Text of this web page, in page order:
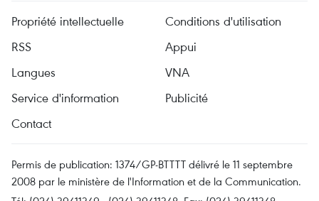
Propriété intellectuelle
Conditions d'utilisation
RSS
Appui
Langues
VNA
Service d'information
Publicité
Contact
Permis de publication: 1374/GP-BTTTT délivré le 11 septembre
2008 par le ministère de l'Information et de la Communication.